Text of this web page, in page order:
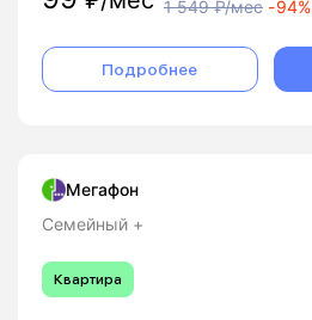
1 549₽/мес -94%
Подробнее
Мегафон
Семейный +
Квартира